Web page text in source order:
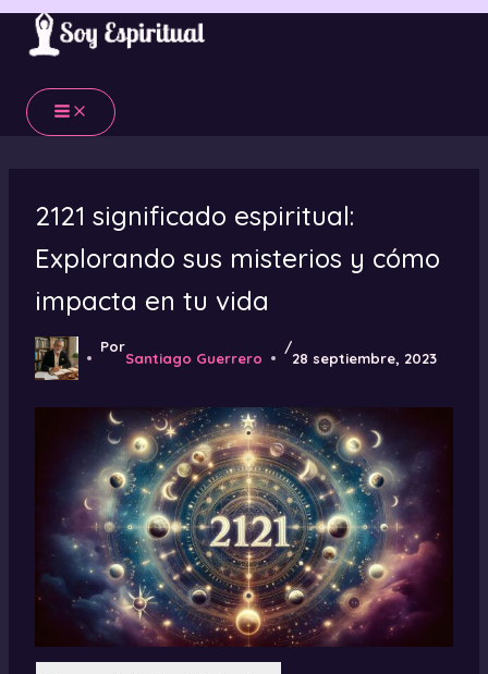
Ir
contenido
2121 significado espiritual:
Explorando sus misterios y cómo
impacta en tu vida
Por
Santiago Guerrero
/
28 septiembre, 2023